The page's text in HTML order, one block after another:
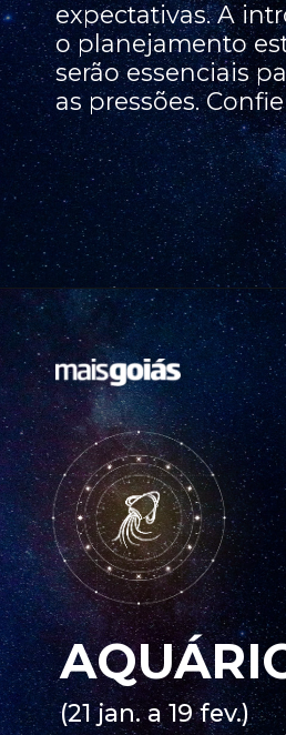
expectativas. A
o planejamento
serão essenciais
as pressões.
(21 jan. a 19 fev.)